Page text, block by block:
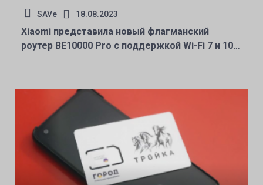
SAVe 18.08.2023
Xiaomi представила новый флагманский
роутер BE10000 Pro с поддержкой Wi-Fi 7 и 10-